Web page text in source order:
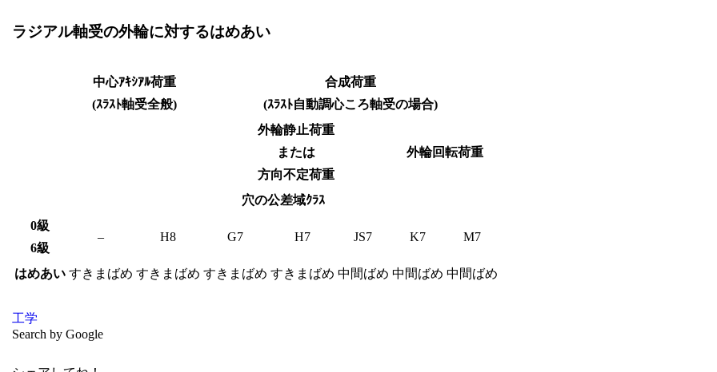
ラジアル軸受の外輪に対するはめあい
中心ｱｷｼｱﾙ荷重
(ｽﾗｽﾄ軸受全般)
合成荷重
(ｽﾗｽﾄ自動調心ころ軸受の場合)
外輪静止荷重
または
方向不定荷重
外輪回転荷重
穴の公差域ｸﾗｽ
0級
6級
– H8 G7 H7 JS7 K7 M7
はめあい すきまばめ すきまばめ すきまばめ すきまばめ 中間ばめ 中間ばめ 中間ばめ
工学
Search by Google